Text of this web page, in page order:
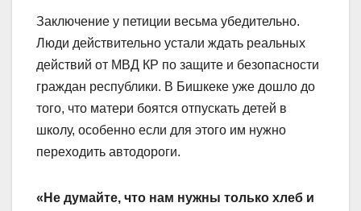
Заключение у петиции весьма убедительно.
Люди действительно устали ждать реальных
действий от МВД КР по защите и безопасности
граждан республики. В Бишкеке уже дошло до
того, что матери боятся отпускать детей в
школу, особенно если для этого им нужно
переходить автодороги.
«Не думайте, что нам нужны только хлеб и